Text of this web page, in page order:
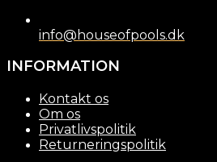
info@houseofpools.dk
INFORMATION
Kontakt os
Om os
Privatlivspolitik
Returneringspolitik